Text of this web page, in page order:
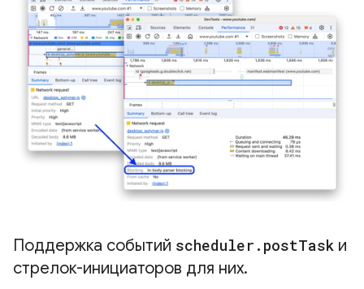
Поддержка событий scheduler . postTask и
стрелок-инициаторов для них.